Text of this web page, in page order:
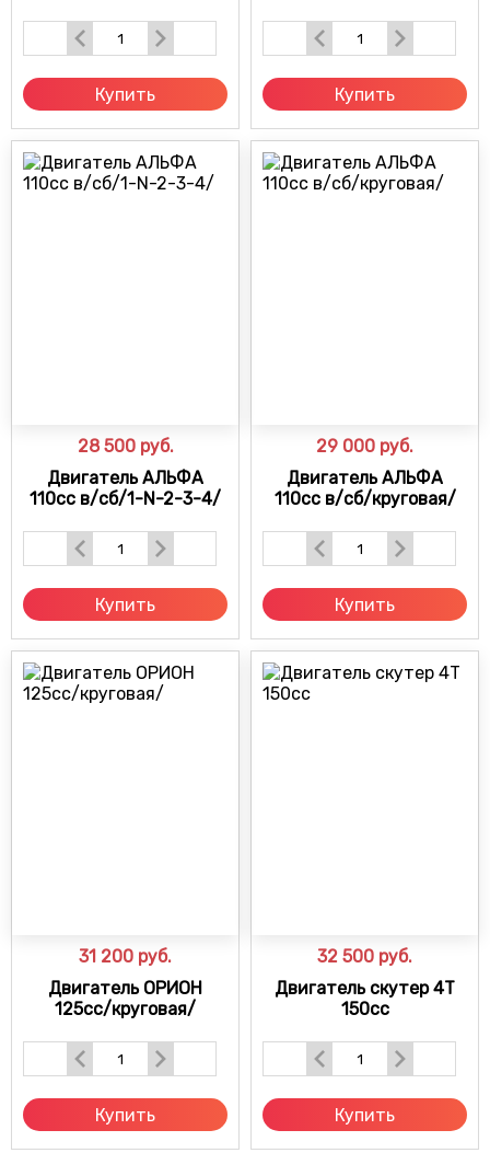
Купить Купить
28 500 руб.
Двигатель АЛЬФА
110сс в/сб/1-N-2-3-4/
Купить
29 000 руб.
Двигатель АЛЬФА
110сс в/сб/круговая/
Купить
31 200 руб.
Двигатель ОРИОН
125сс/круговая/
Купить
32 500 руб.
Двигатель скутер 4Т
150сс
Купить